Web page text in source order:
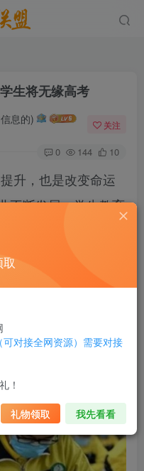
生将无缘高考
息的) 关注
0 144 10
，也是改变命运
不断发展，学生教育
教育内卷的情况也出
学压力，不断努力学
学生将无缘高考
对接全网资源）需要对接
！
礼物领取 我先看看